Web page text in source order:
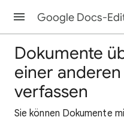
Google Docs-
Dokumente
einer
verfassen
Sie können Dokumente